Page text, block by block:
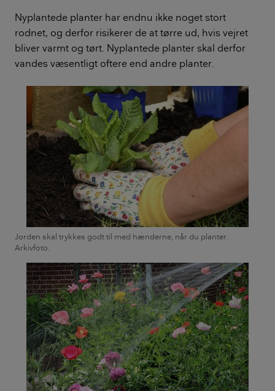
Nyplantede planter har endnu ikke noget stort
rodnet, og derfor risikerer de at tørre ud, hvis vejret
bliver varmt og tørt. Nyplantede planter skal derfor
vandes væsentligt oftere end andre planter.
Jorden skal trykkes godt til med hænderne, når du planter.
Arkivfoto.